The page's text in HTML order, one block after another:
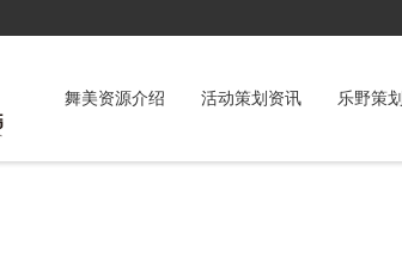
舞美资源介绍 活动策划资讯 乐野策划